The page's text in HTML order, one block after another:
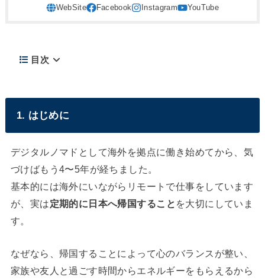
目次
1. はじめに
デジタルノマドとして海外を拠点に働き始めてから、気
づけばもう4〜5年が経ちました。
基本的には海外にいながらリモートで仕事をしています
が、実は定期的に日本へ帰国すること を大切にしていま
す。
なぜなら、帰国することによって心のバランスが整い、
家族や友人と過ごす時間からエネルギーをもらえるから